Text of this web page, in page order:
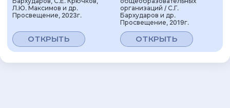
Л.Ю. Максимов и др.
Просвещение, 2023г.
ОТКРЫТЬ
организаций / С.Г.
Бархударов и др.
Просвещение, 2019г.
ОТКРЫТЬ